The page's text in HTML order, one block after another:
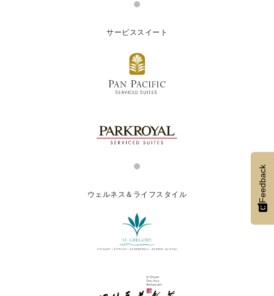
サービススイート
ウェルネス＆ライフスタイル Feedback